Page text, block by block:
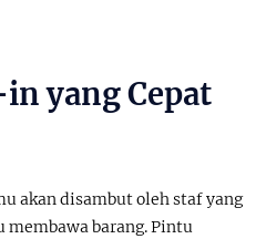
yang Cepat
akan disambut oleh staf yang
membawa barang. Pintu